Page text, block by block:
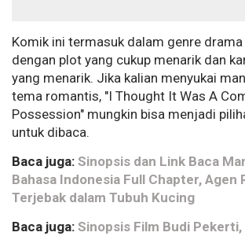
Komik ini termasuk dalam genre
dengan plot yang cukup menarik dan
yang menarik. Jika kalian menyukai
tema romantis, "I Thought It Was A
Possession" mungkin bisa menjadi
untuk dibaca.
Baca juga: Sinopsis dan Link Baca
Bahasa Indonesia Full Chapter, Agen
Terjebak dalam Tubuh Kucing
Baca juga: Sinopsis Film Budi Pekerti,